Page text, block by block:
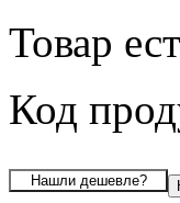
Товар
Код